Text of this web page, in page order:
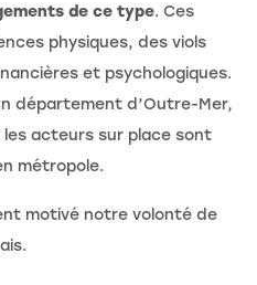
de ce type. Ces
physiques, des viols
et psychologiques.
département d’Outre-Mer,
acteurs sur place sont
métropole.
motivé notre volonté de